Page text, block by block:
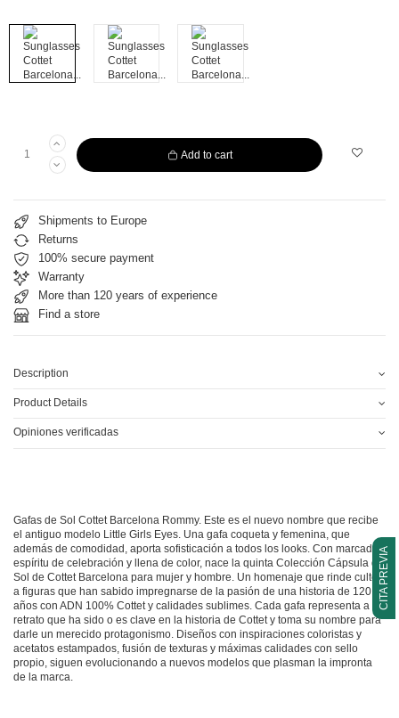
CITA PREVIA
Add to cart
Shipments to Europe
Returns
100% secure payment
Warranty
More than 120 years of experience
Find a store
Description
Product Details
Opiniones verificadas
Gafas de Sol Cottet Barcelona Rommy. Este es el nuevo nombre que recibe
el antiguo modelo Little Girls Eyes. Una gafa coqueta y femenina, que
además de comodidad, aporta sofisticación a todos los looks. Con marcado
espíritu de celebración y llena de color, nace la quinta Colección Cápsula de
Sol de Cottet Barcelona para mujer y hombre. Un homenaje que rinde culto
a figuras que han sabido impregnarse de la pasión de una historia de 120
años con ADN 100% Cottet y calidades sublimes. Cada gafa representa a un
retrato que ha sido o es clave en la historia de Cottet y toma su nombre para
darle un merecido protagonismo. Diseños con inspiraciones coloristas y
acetatos estampados, fusión de texturas y máximas calidades con sello
propio, siguen evolucionando a nuevos modelos que plasman la impronta
de la marca.